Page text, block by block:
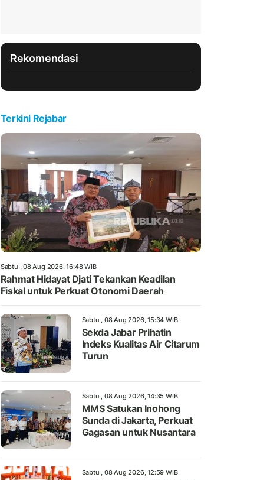
Rekomendasi
Terkini Rejabar
Sabtu , 08 Aug 2026, 16:48 WIB
Rahmat Hidayat Djati Tekankan Keadilan
Fiskal untuk Perkuat Otonomi Daerah
Sabtu , 08 Aug 2026, 15:34 WIB
Sekda Jabar Prihatin
Indeks Kualitas Air Citarum
Turun
Sabtu , 08 Aug 2026, 14:35 WIB
MMS Satukan Inohong
Sunda di Jakarta, Perkuat
Gagasan untuk Nusantara
Sabtu , 08 Aug 2026, 12:59 WIB